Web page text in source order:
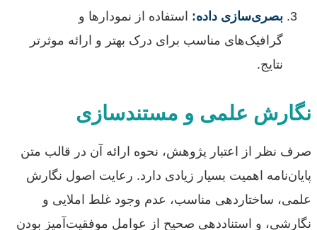
بصری‌سازی داده: استفاده از نمودارها و
گرافیک‌های مناسب برای درک بهتر و ارائه موثرتر
نتایج.
نگارش علمی و مستندسازی
صرف نظر از اعتبار پژوهش، نحوه ارائه آن در قالب متن
پایان‌نامه اهمیت بسیار زیادی دارد. رعایت اصول نگارش
علمی، ساختاردهی مناسب، عدم وجود غلط املایی و
نگارشی، و استناددهی صحیح از عوامل موفقیت‌آمیز بودن